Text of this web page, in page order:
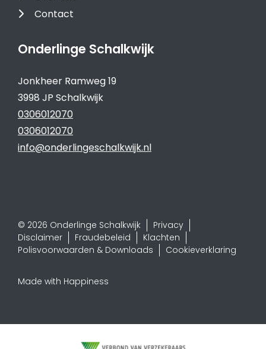
Contact
Onderlinge Schalkwijk
Jonkheer Ramweg 19
3998 JP Schalkwijk
0306012070
0306012070
info@onderlingeschalkwijk.nl
© 2026 Onderlinge Schalkwijk
Privacy
Disclaimer
Fraudebeleid
Klachten
Polisvoorwaarden & Downloads
Cookieverklaring
Made with Happiness